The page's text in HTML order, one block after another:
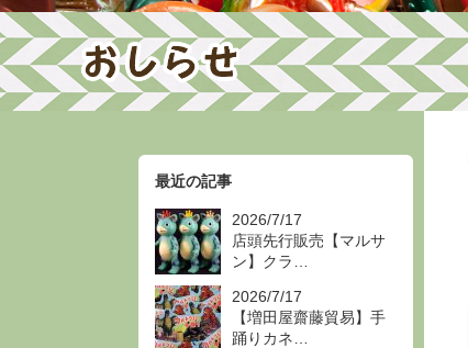
最近の記事
2026/7/17
店頭先行販売【マルサ
ン】クラ…
2026/7/17
【増田屋齋藤貿易】手
踊りカネ…